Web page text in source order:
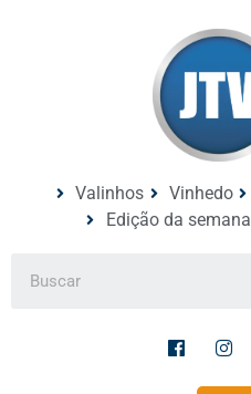
Valinhos Vinhedo
Edição da semana